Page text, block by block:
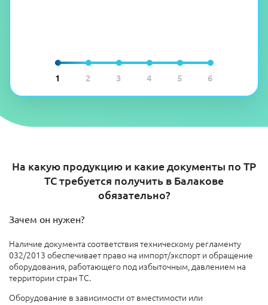
1 2 3 4 5 6
На какую продукцию и какие документы по ТР
ТС требуется получить в Балакове​
обязательно?
Зачем он нужен?
Наличие документа соответствия техническому регламенту
032/2013 обеспечивает право на импорт/экспорт и обращение
оборудования, работающего под избыточным, давлением на
территории стран ТС.
Оборудование в зависимости от вместимости или